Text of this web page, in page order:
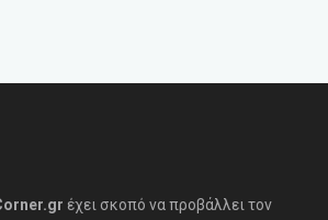
έχει σκοπό να προβάλλει τον